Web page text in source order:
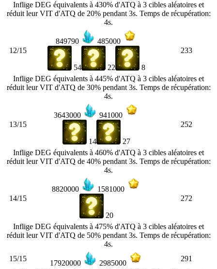
Inflige DEG équivalents à 430% d'ATQ à 3 cibles aléatoires et
réduit leur VIT d'ATQ de 20% pendant 3s. Temps de récupération:
4s.
12/15
849790 485000
54 22 8
233
Inflige DEG équivalents à 445% d'ATQ à 3 cibles aléatoires et
réduit leur VIT d'ATQ de 30% pendant 3s. Temps de récupération:
4s.
13/15
3643000 941000
14 27
252
Inflige DEG équivalents à 460% d'ATQ à 3 cibles aléatoires et
réduit leur VIT d'ATQ de 40% pendant 3s. Temps de récupération:
4s.
14/15
8820000 1581000
20
272
Inflige DEG équivalents à 475% d'ATQ à 3 cibles aléatoires et
réduit leur VIT d'ATQ de 50% pendant 3s. Temps de récupération:
4s.
15/15
17920000 2985000
291